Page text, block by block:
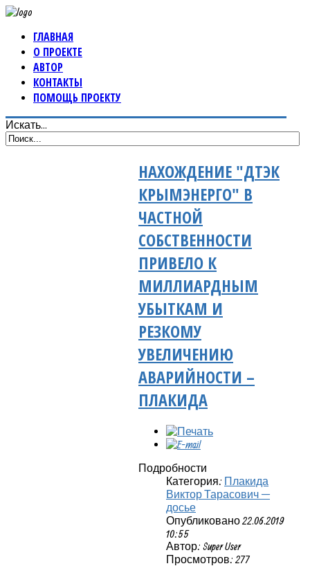
ГЛАВНАЯ
О ПРОЕКТЕ
АВТОР
КОНТАКТЫ
ПОМОЩЬ ПРОЕКТУ
Искать...
НАХОЖДЕНИЕ "ДТЭК
КРЫМЭНЕРГО" В
ЧАСТНОЙ
СОБСТВЕННОСТИ
ПРИВЕЛО К
МИЛЛИАРДНЫМ
УБЫТКАМ И
РЕЗКОМУ
УВЕЛИЧЕНИЮ
АВАРИЙНОСТИ –
ПЛАКИДА
Подробности
Категория: Плакида
Виктор Тарасович —
досье
Опубликовано 22.06.2019
10:55
Автор: Super User
Просмотров: 277